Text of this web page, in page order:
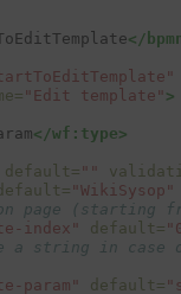
</
"Edit template" >
</wf:type>
default= ""
"WikiSysop"
page (starting
index" default=
a string in case
param" default=